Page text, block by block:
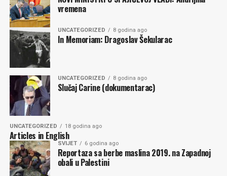
Postoje oni koji vjeruju, mogu i hoće dalje. Za njih
sloboda i pravda nijesu puste riječi. Monitor poput
reflektora osvjetljava stadion gdje se igra odvija pod
prigušenim svjetlima. Pod svijetlom postaju vidljivi
ofsajdi, ko pravi grube faulove, ko igra rukom a ko u igri
upotrebljava šipku na rasklapanje. Takvom Monitoru
čitaoci vjeruju. Predstavnici Evrope, koji Crnu Goru ne
doživljavaju kao duhovnu pustinju, u Monitoru vide
pouzdanog partnera u implementaciji evropskih
vrijednosti. Dolaze nove generacije. Dođe vrijeme kada
mlado regeneriše trulo i staro. Podrška građana
konstantno raste. To su znaci da nijesi na krivom putu.
vremena
UNCATEGORIZED 8 godina ago
In Memoriam: Dragoslav Šekularac
UNCATEGORIZED 8 godina ago
Slučaj Carine (dokumentarac)
UNCATEGORIZED 18 godina ago
Articles in English
SVIJET 6 godina ago
Reportaza sa berbe maslina 2019. na Zapadnoj
obali u Palestini